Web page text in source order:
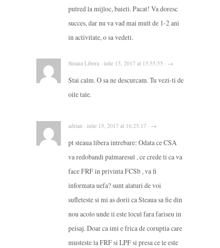
putred la mijloc, baieti. Pacat! Va doresc
succes, dar nu va vad mai mult de 1-2 ani
in activitate, o sa vedeti.
Steaua Libera · iulie 15, 2017 at 15:55:55 · →
Stai calm. O sa ne descurcam. Tu vezi-ti de
oile tale.
adrian · iulie 15, 2017 at 16:25:17 · →
pt steaua libera intrebare: Odata ce CSA
va redobandi palmaresul , ce crede ti ca va
face FRF in privinta FCSb , va fi
informata uefa? sunt alaturi de voi
sufleteste si mi as dorii ca Steaua sa fie din
nou acolo unde ii este locul fara fariseu in
peisaj. Doar ca imi e frica de coruptia care
musteste la FRF si LPF si presa ce le este